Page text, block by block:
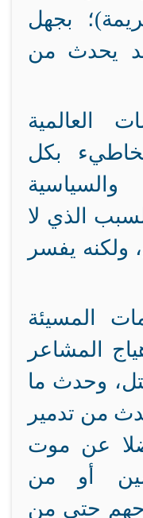
بجهل
يحدث من
العالمية
بكل
والسياسية
الذي لا
ولكنه يفسر
المسيئة
المشاعر
وحدث ما
من تدمير
عن موت
أو من
حتى من